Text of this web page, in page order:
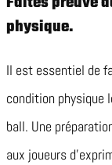
physique.
Il est essentiel de
condition physique
ball. Une
aux joueurs